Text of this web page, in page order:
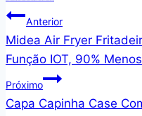
Navegação
de
Post
Anterior
Midea Air Fryer
Função IOT, 90%
Próximo
Capa Capinha Case